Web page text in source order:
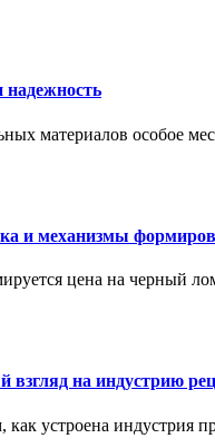
надежность
материалов особое
и механизмы
цена на черный
на индустрию
устроена индустрия